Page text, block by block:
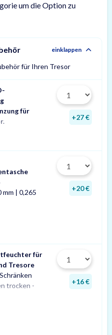
um die Option zu
einklappen
für Ihren Tresor
für
Wir empfehlen
Leuchte pro
ein Stück
+27 €
mm | 0,265
+20 €
für
Tresore
trocken -
für
Schränke
und
+16 €